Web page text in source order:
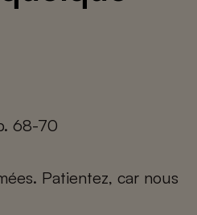
68-70
Patientez, car nous